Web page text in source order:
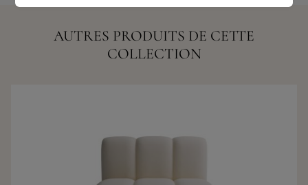
AUTRES PRODUITS DE CETTE
COLLECTION